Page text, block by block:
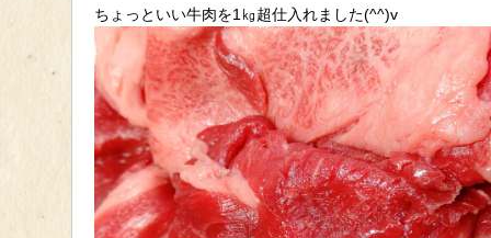
ちょっといい牛肉を1㎏超仕入れました(^^)v